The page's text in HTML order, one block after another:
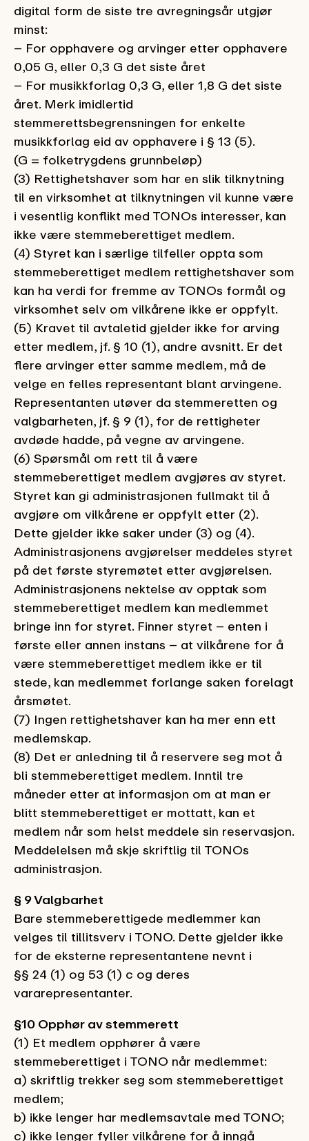
digital form de siste tre avregningsår utgjør
minst:
– For opphavere og arvinger etter opphavere
0,05 G, eller 0,3 G det siste året
– For musikkforlag 0,3 G, eller 1,8 G det siste
året. Merk imidlertid
stemmerettsbegrensningen for enkelte
musikkforlag eid av opphavere i § 13 (5).
(G = folketrygdens grunnbeløp)
(3) Rettighetshaver som har en slik tilknytning
til en virksomhet at tilknytningen vil kunne være
i vesentlig konflikt med TONOs interesser, kan
ikke være stemmeberettiget medlem.
(4) Styret kan i særlige tilfeller oppta som
stemmeberettiget medlem rettighetshaver som
kan ha verdi for fremme av TONOs formål og
virksomhet selv om vilkårene ikke er oppfylt.
(5) Kravet til avtaletid gjelder ikke for arving
etter medlem, jf. § 10 (1), andre avsnitt. Er det
flere arvinger etter samme medlem, må de
velge en felles representant blant arvingene.
Representanten utøver da stemmeretten og
valgbarheten, jf. § 9 (1), for de rettigheter
avdøde hadde, på vegne av arvingene.
(6) Spørsmål om rett til å være
stemmeberettiget medlem avgjøres av styret.
Styret kan gi administrasjonen fullmakt til å
avgjøre om vilkårene er oppfylt etter (2).
Dette gjelder ikke saker under (3) og (4).
Administrasjonens avgjørelser meddeles styret
på det første styremøtet etter avgjørelsen.
Administrasjonens nektelse av opptak som
stemmeberettiget medlem kan medlemmet
bringe inn for styret. Finner styret – enten i
første eller annen instans – at vilkårene for å
være stemmeberettiget medlem ikke er til
stede, kan medlemmet forlange saken forelagt
årsmøtet.
(7) Ingen rettighetshaver kan ha mer enn ett
medlemskap.
(8) Det er anledning til å reservere seg mot å
bli stemmeberettiget medlem. Inntil tre
måneder etter at informasjon om at man er
blitt stemmeberettiget er mottatt, kan et
medlem når som helst meddele sin reservasjon.
Meddelelsen må skje skriftlig til TONOs
administrasjon.
§ 9 Valgbarhet
Bare stemmeberettigede medlemmer kan
velges til tillitsverv i TONO. Dette gjelder ikke
for de eksterne representantene nevnt i
§§ 24 (1) og 53 (1) c og deres
vararepresentanter.
§10 Opphør av stemmerett
(1) Et medlem opphører å være
stemmeberettiget i TONO når medlemmet:
a) skriftlig trekker seg som stemmeberettiget
medlem;
b) ikke lenger har medlemsavtale med TONO;
c) ikke lenger fyller vilkårene for å inngå